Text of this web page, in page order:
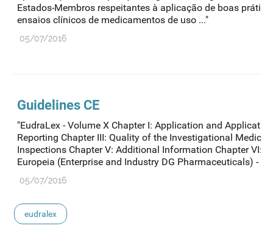
Estados-Membros respeitantes à aplicação de boas
ensaios clínicos de medicamentos de uso ..."
05/07/2016
Guidelines CE
"EudraLex - Volume X Chapter I: Application and
Reporting Chapter III: Quality of the Investigational
Inspections Chapter V: Additional Information Chapter VI:
Europeia (Enterprise and Industry DG Pharmaceuticals) -
05/07/2016
eudralex